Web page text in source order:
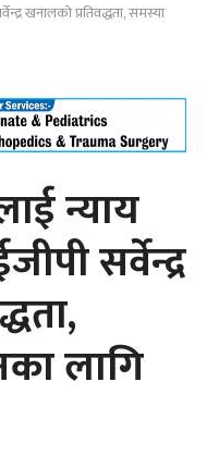
खनालको प्रतिवद्धता, समस्या
न्याय
सर्वेन्द्र
लागि